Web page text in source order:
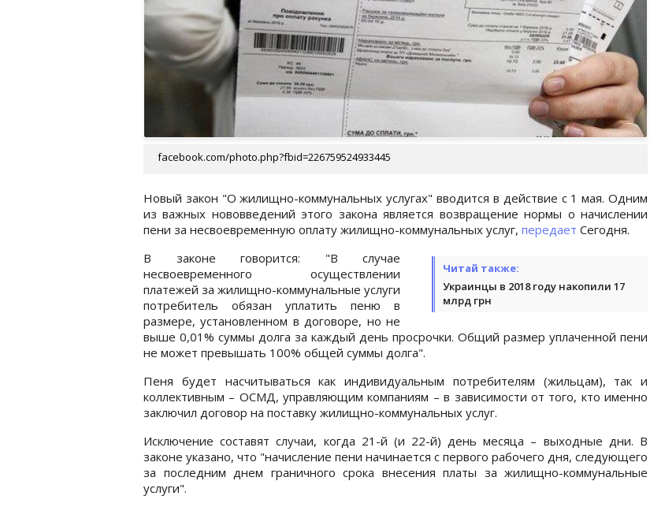
facebook.com/photo.php?fbid=226759524933445
Новый закон "О жилищно-коммунальных услугах" вводится в действие с 1 мая. Одним
из важных нововведений этого закона является возвращение нормы о начислении
пени за несвоевременную оплату жилищно-коммунальных услуг, передает Сегодня.
Читай также:
Украинцы в 2018 году накопили 17
млрд грн
В законе говорится: "В случае
несвоевременного осуществлении
платежей за жилищно-коммунальные услуги
потребитель обязан уплатить пеню в
размере, установленном в договоре, но не
выше 0,01% суммы долга за каждый день просрочки. Общий размер уплаченной пени
не может превышать 100% общей суммы долга".
Пеня будет насчитываться как индивидуальным потребителям (жильцам), так и
коллективным – ОСМД, управляющим компаниям – в зависимости от того, кто именно
заключил договор на поставку жилищно-коммунальных услуг.
Исключение составят случаи, когда 21-й (и 22-й) день месяца – выходные дни. В
законе указано, что "начисление пени начинается с первого рабочего дня, следующего
за последним днем граничного срока внесения платы за жилищно-коммунальные
услуги".